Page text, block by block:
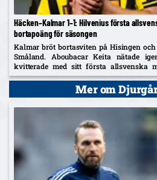
Häcken–Kalmar 1–1: Hilvenius första
bortapoäng för säsongen
Kalmar bröt bortasviten på Hisingen
Småland. Aboubacar Keita nätade
kvitterade med sitt första allsvenska
Kalmar kliver upp på tionde plats.
Mer om